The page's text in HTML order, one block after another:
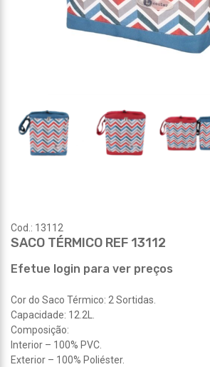
Cod.: 13112
SACO TÉRMICO REF 13112
Efetue login para ver preços
Cor do Saco Térmico: 2 Sortidas.
Capacidade: 12.2L.
Composição:
Interior – 100% PVC.
Exterior – 100% Poliéster.